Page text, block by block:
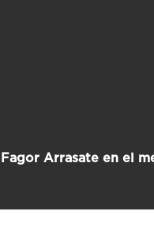
Fagor Arrasate en el